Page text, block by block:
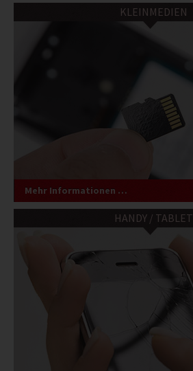
KLEINMEDIEN
Mehr Informationen …
HANDY / TABLET